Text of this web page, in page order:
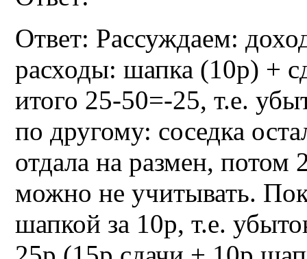
Ответ: Рассуждаем:
расходы: шапка (10р) +
итого 25-50=-25, т.е.
по другому: соседка
отдала на размен, потом
можно не учитывать.
шапкой за 10р, т.е.